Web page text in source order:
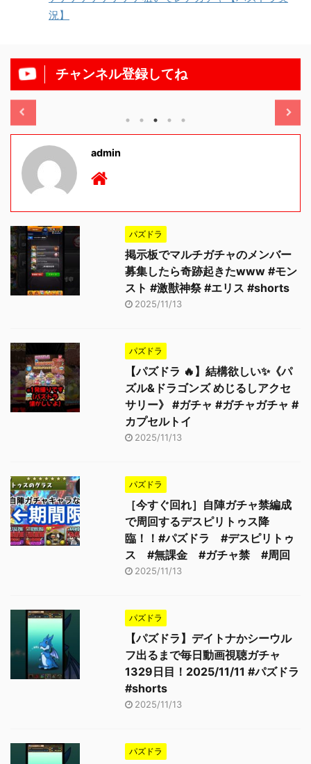
況】
チャンネル登録してね
11/13
admin
パズドラ
掲示板でマルチガチャのメンバー
募集したら奇跡起きたwww #モン
スト #激獣神祭 #エリス #shorts
2025/11/13
パズドラ
【パズドラ 🔥】結構欲しい✨《パ
ズル&ドラゴンズ めじるしアクセ
サリー》 #ガチャ #ガチャガチャ #
カプセルトイ
2025/11/13
パズドラ
［今すぐ回れ］自陣ガチャ禁編成
で周回するデスピリトゥス降
臨！！#パズドラ #デスピリトゥ
ス #無課金 #ガチャ禁 #周回
2025/11/13
パズドラ
【パズドラ】デイトナかシーウル
フ出るまで毎日動画視聴ガチャ
1329日目！2025/11/11 #パズドラ
#shorts
2025/11/13
パズドラ